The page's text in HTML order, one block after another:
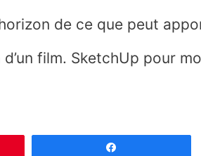
de ce que peut
film. SketchUp pour